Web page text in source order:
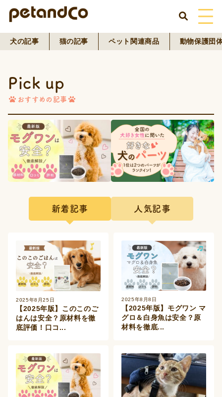
ペットフード事業
寄付活動
犬の記事 猫の記事 ペット関連商品 動物保護団
Pick up
おすすめの記事
新着記事 人気記事
2025年8月25日
【2025年版】このこのご
はんは安全？原材料を徹
底評価！口コ...
2025年8月8日
【2025年版】モグワン マ
グロ＆白身魚は安全？原
材料を徹底...